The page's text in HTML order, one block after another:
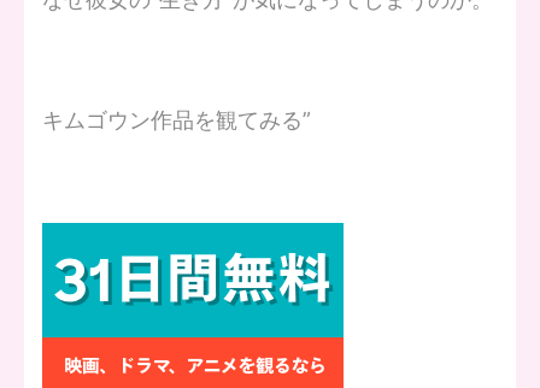
キムゴウン作品を観てみる”